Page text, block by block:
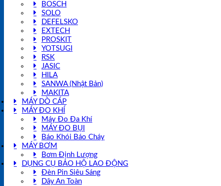
BOSCH
SOLO
DEFELSKO
EXTECH
PROSKIT
YOTSUGI
RSK
JASIC
HILA
SANWA (Nhật Bản)
MAKITA
MÁY DÒ CÁP
MÁY ĐO KHÍ
Máy Đo Đa Khí
MÁY ĐO BỤI
Báo Khói Báo Cháy
MÁY BƠM
Bơm Định Lượng
DỤNG CỤ BẢO HỘ LAO ĐỘNG
Đèn Pin Siêu Sáng
Dây An Toàn